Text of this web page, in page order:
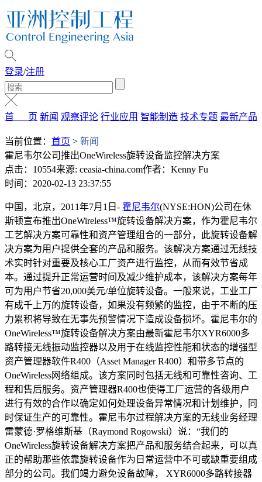
登录/注册
首 页 新闻 观察评论 行业应用 智能制造 技术专题 最新产品
当前位置： 首页 > 新闻
霍尼韦尔公司推出OneWireless旋转设备监控解决方案
点击：10554来源: ceasia-china.com作者：Kenny Fu
时间：2020-02-13 23:37:55
中国，北京，2011年7月1日- 霍尼韦尔(NYSE:HON)公司在休
斯顿宣布推出OneWireless™旋转设备解决方案，作为霍尼韦尔
工艺解决方案可靠性和资产管理组合的一部分，此旋转设备解
决方案为用户提供全套的产品和服务。该解决方案通过无线技
术实时针对重要及核心工厂资产进行监控，从而有效节省成
本。通过提升正常运营时间及减少维护成本，该解决方案每年
可为用户节省20,000美元/单位旋转设备。一般来说，工业工厂
有成千上万的旋转设备，如果没有频繁的监控，由于不断的压
力累积将导致在无事先预警情况下造成设备损坏。霍尼韦尔的
OneWireless™旋转设备解决方案由最新霍尼韦尔XYR6000多
路转接无线振动监控器以及用于在线监控性能和状态的增强型
资产管理器软件R400（Asset Manager R400）和带多节点的
OneWireless网络组成。该方案同时包括无线和可靠性咨询、工
程和售后服务。资产管理器R400也使得工厂运营的各级用户
进行有效的合作以确定如何处理设备异常情况和计划维护，同
时保证生产的可靠性。霍尼韦尔过程解决方案的无线业务经理
雷蒙德·罗格维斯基（Raymond Rogowski）说：“我们的
OneWireless旋转设备解决方案把产品和服务结合起来，可以真
正的帮助那些依靠旋转设备作为日常运营中不可或缺重要组成
部分的公司。我们竭力避免设备故障， XYR6000多路转接器